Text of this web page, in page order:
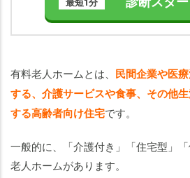
有料老人ホームとは、 民間企業や医
する、介護サービスや食事、その他
する高齢者向け住宅です。
一般的に、「介護付き」「住宅型」
老人ホームがあります。
に
し
て
い
人
の